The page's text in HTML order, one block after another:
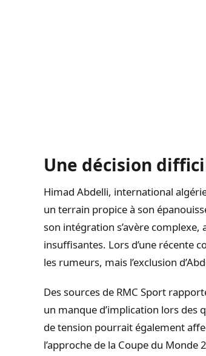
Une décision
Himad Abdelli, international
un terrain propice à son
son intégration s’avère
insuffisantes. Lors d’une récente
les rumeurs, mais l’exclusion
Des sources de RMC Sport
un manque d’implication lors
de tension pourrait également
l’approche de la Coupe du Monde